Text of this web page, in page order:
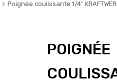
Poignée coulissante 1/4″
POIGNÉE